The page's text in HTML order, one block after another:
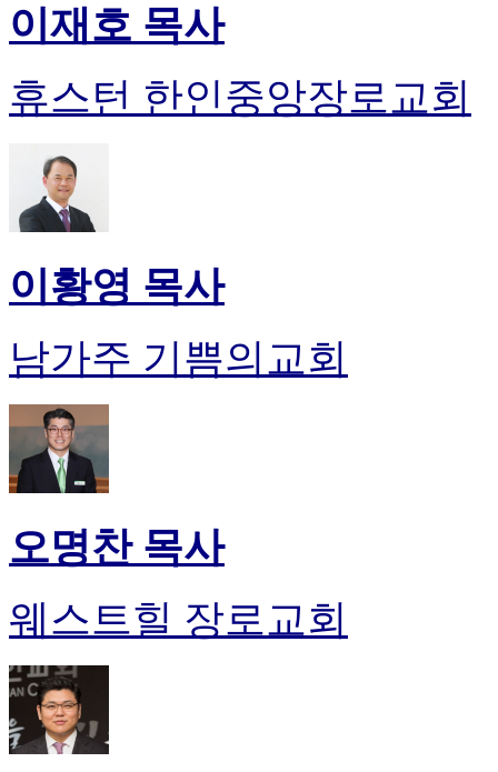
이재호 목사
휴스턴 한인중앙장로교회
이황영 목사
남가주 기쁨의교회
오명찬 목사
웨스트힐 장로교회